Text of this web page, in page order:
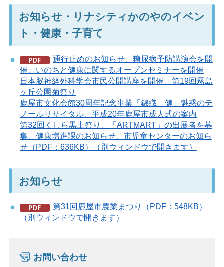
お知らせ・リナシティかのやのイベン
ト・健康・子育て
通行止めのお知らせ、糖尿病予防講演会を開
催、いのちと健康に関するオープンセミナーを開催
日本脳神経外科学会市民公開講座を開催、第19回霧島
ヶ丘公園菊祭り
鹿屋市文化会館30周年記念事業「錦織 健」魅惑のテ
ノールリサイタル、平成20年鹿屋市成人式の案内
第32回くしら黒土祭り、「ARTMART」の出展者を募
集、健康増進課のお知らせ、市児童センターのお知ら
せ（PDF：636KB）（別ウィンドウで開きます）
お知らせ
第31回鹿屋市農業まつり（PDF：548KB）
（別ウィンドウで開きます）
お問い合わせ